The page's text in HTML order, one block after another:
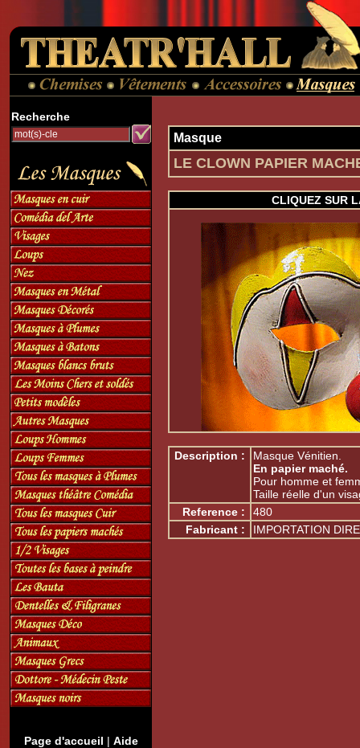
Recherche
Page d'accueil | Aide
Masque
LE CLOWN PAPIER
CLIQUEZ SUR
Description :
Masque Vénitien.
En papier maché.
Pour homme et
Taille réelle d'un
Reference :
480
Fabricant :
IMPORTATION